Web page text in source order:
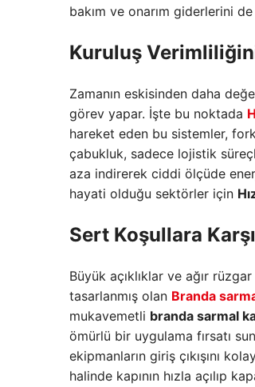
bakım ve onarım giderlerini
Kuruluş
Zamanın eskisinden daha
görev yapar. İşte bu noktada
hareket eden bu sistemler,
çabukluk, sadece lojistik
aza indirerek ciddi ölçüde
hayati olduğu sektörler için
Sert Koşullara
Büyük açıklıklar ve ağır
tasarlanmış olan Branda
mukavemetli branda sarmal
ömürlü bir uygulama fırsatı
ekipmanların giriş çıkışını
halinde kapının hızla açılıp